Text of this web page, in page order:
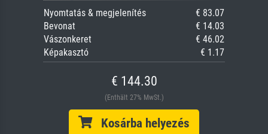
Nyomtatás & megjelenítés
€ 83.07
Bevonat
€ 14.03
Vászonkeret
€ 46.02
Képakasztó
€ 1.17
€ 144.30
(Enthält 27% MwSt.)
Kosárba helyezés